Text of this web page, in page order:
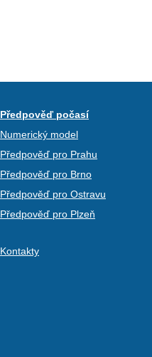
Předpověď počasí
Numerický model
Předpověď pro Prahu
Předpověď pro Brno
Předpověď pro Ostravu
Předpověď pro Plzeň
Kontakty